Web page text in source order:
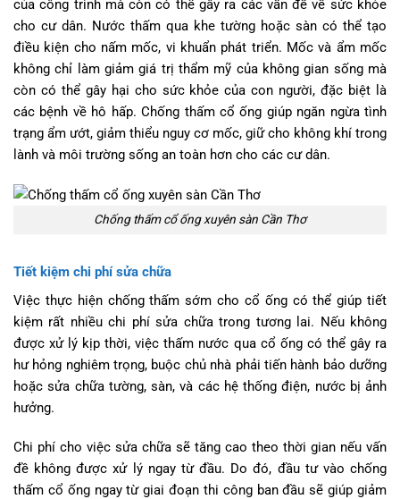
của công trình mà còn có thể gây ra các vấn đề về sức khỏe
cho cư dân. Nước thấm qua khe tường hoặc sàn có thể tạo
điều kiện cho nấm mốc, vi khuẩn phát triển. Mốc và ẩm mốc
không chỉ làm giảm giá trị thẩm mỹ của không gian sống mà
còn có thể gây hại cho sức khỏe của con người, đặc biệt là
các bệnh về hô hấp. Chống thấm cổ ống giúp ngăn ngừa tình
trạng ẩm ướt, giảm thiểu nguy cơ mốc, giữ cho không khí trong
lành và môi trường sống an toàn hơn cho các cư dân.
Chống thấm cổ ống xuyên sàn Cần Thơ
Tiết kiệm chi phí sửa chữa
Việc thực hiện chống thấm sớm cho cổ ống có thể giúp tiết
kiệm rất nhiều chi phí sửa chữa trong tương lai. Nếu không
được xử lý kịp thời, việc thấm nước qua cổ ống có thể gây ra
hư hỏng nghiêm trọng, buộc chủ nhà phải tiến hành bảo dưỡng
hoặc sửa chữa tường, sàn, và các hệ thống điện, nước bị ảnh
hưởng.
Chi phí cho việc sửa chữa sẽ tăng cao theo thời gian nếu vấn
đề không được xử lý ngay từ đầu. Do đó, đầu tư vào chống
thấm cổ ống ngay từ giai đoạn thi công ban đầu sẽ giúp giảm